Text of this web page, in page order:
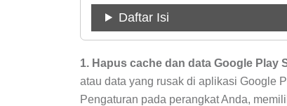
Daftar Isi
1. Hapus cache dan data Google Play
atau data yang rusak di aplikasi Google
Pengaturan pada perangkat Anda,